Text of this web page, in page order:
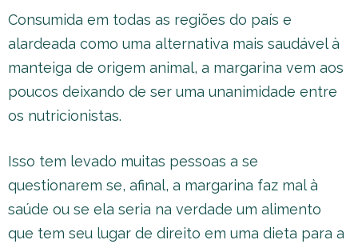
Consumida em todas as regiões do país e
alardeada como uma alternativa mais saudável à
manteiga de origem animal, a margarina vem aos
poucos deixando de ser uma unanimidade entre
os nutricionistas.
Isso tem levado muitas pessoas a se
questionarem se, afinal, a margarina faz mal à
saúde ou se ela seria na verdade um alimento
que tem seu lugar de direito em uma dieta para a